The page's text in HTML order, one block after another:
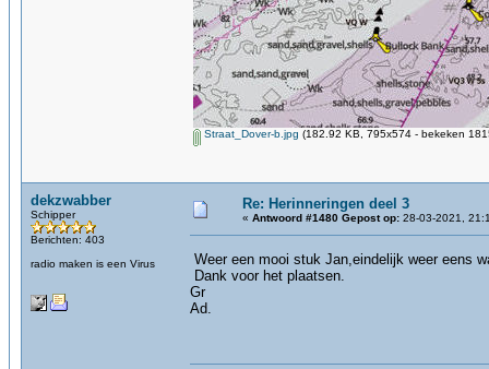
Straat_Dover-b.jpg (182.92 KB, 795x574 - bekeken
dekzwabber
Schipper
Berichten: 403
radio maken is een Virus
Re: Herinneringen deel 3
« Antwoord #1480 Gepost op: 28-03-2021,
Weer een mooi stuk Jan,eindelijk weer eens
Dank voor het plaatsen.
Gr
Ad.